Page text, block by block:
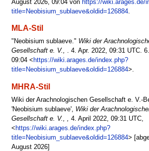
August 2026, 09:04 von https://wiki.arages.de/
title=Neobisium_sublaeve&oldid=126884.
MLA-Stil
"Neobisium sublaeve." Wiki der
Gesellschaft e. V., . 4. Apr. 2022, 09:31 UTC.
09:04 < https://wiki.arages.de/index.php?
title=Neobisium_sublaeve&oldid=126884>.
MHRA-Stil
Wiki der Arachnologischen Gesellschaft e. V.-
'Neobisium sublaeve', Wiki der
Gesellschaft e. V., ,
4. April 2022, 09:31 UTC,
< https://wiki.arages.de/index.php?
title=Neobisium_sublaeve&oldid=126884>
August 2026]